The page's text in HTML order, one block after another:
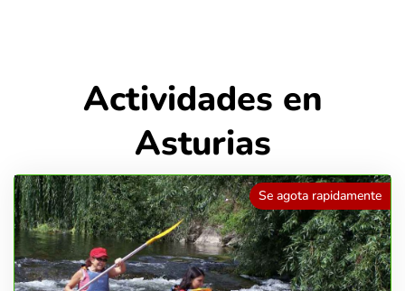
Actividades en
Asturias
Se agota rapidamente